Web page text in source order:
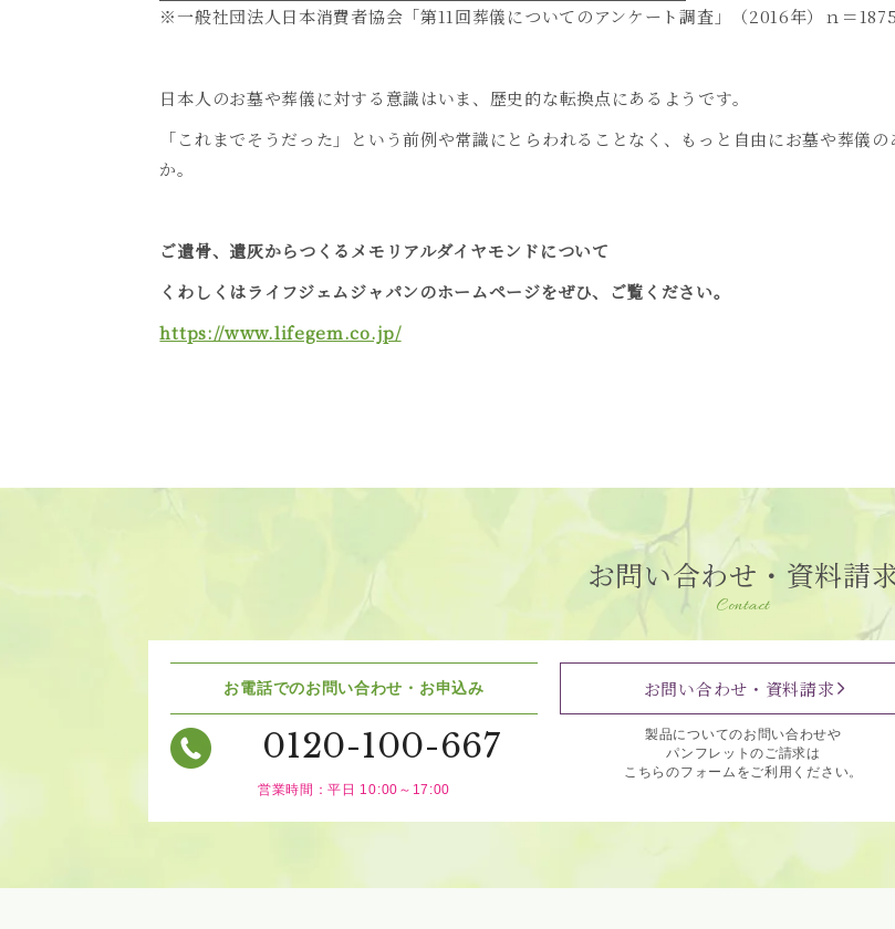
※一般社団法人日本消費者協会「第11 回葬儀についてのアンケート調査」（2016年）ｎ＝1875
日本人のお墓や葬儀に対する意識はいま、歴史的な転換点にあるようです。
「これまでそうだった」という前例や常識にとらわれることなく、もっと自由にお墓や葬儀
か。
ご遺骨、遺灰からつくるメモリアルダイヤモンドについて
くわしくはライフジェムジャパンのホームページをぜひ、ご覧ください。
https://www.lifegem.co.jp/
お問い合わせ・資料請
Contact
お電話でのお問い合わせ・お申込み
0120-100-667
営業時間：平日 10:00～17:00
お問い合わせ・資料請求
製品についてのお問い合わせや
パンフレットのご請求は
こちらのフォームをご利用ください。